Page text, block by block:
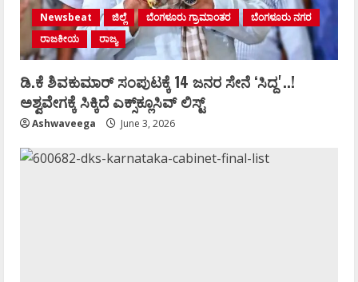
Newsbeat ಜಿಲ್ಲೆ ಬೆಂಗಳೂರು ಗ್ರಾಮಾಂತರ
ಬೆಂಗಳೂರು ನಗರ
ರಾಜಕೀಯ
ರಾಜ್ಯ
ಡಿ.ಕೆ ಶಿವಕುಮಾರ್‌ ಸಂಪುಟಕ್ಕೆ 14 ಜನರ ಸೇನೆ ʻಸಿದ್ದʼ..!
ಅಶ್ವವೇಗಕ್ಕೆ ಸಿಕ್ಕಿದೆ ಎಕ್ಸ್‌ಕ್ಲೂಸಿವ್‌ ಲಿಸ್ಟ್‌
Ashwaveega June 3, 2026